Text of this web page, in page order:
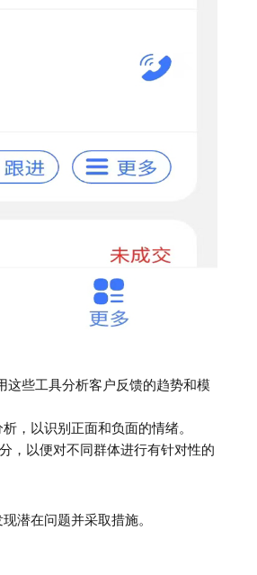
这些工具分析客户反馈的趋势和模
，以识别正面和负面的情绪。
，以便对不同群体进行有针对性的
潜在问题并采取措施。